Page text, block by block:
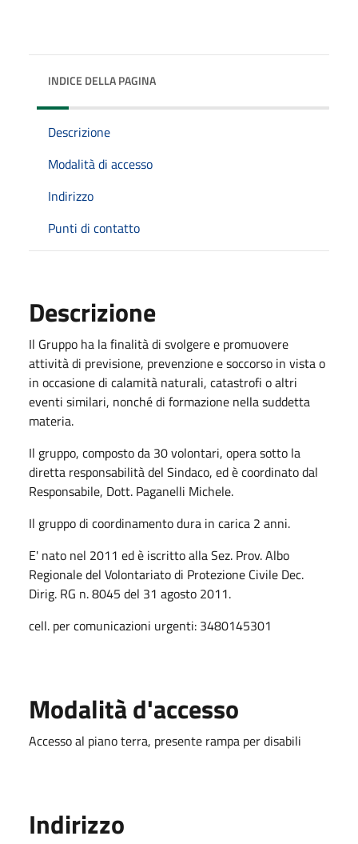
INDICE DELLA PAGINA
Descrizione
Modalità di accesso
Indirizzo
Punti di contatto
Descrizione
Il Gruppo ha la finalità di svolgere e promuovere
attività di previsione, prevenzione e soccorso in vista o
in occasione di calamità naturali, catastrofi o altri
eventi similari, nonché di formazione nella suddetta
materia.
Il gruppo, composto da 30 volontari, opera sotto la
diretta responsabilità del Sindaco, ed è coordinato dal
Responsabile, Dott. Paganelli Michele.
Il gruppo di coordinamento dura in carica 2 anni.
E' nato nel 2011 ed è iscritto alla Sez. Prov. Albo
Regionale del Volontariato di Protezione Civile Dec.
Dirig. RG n. 8045 del 31 agosto 2011.
cell. per comunicazioni urgenti: 3480145301
Modalità d'accesso
Accesso al piano terra, presente rampa per disabili
Indirizzo